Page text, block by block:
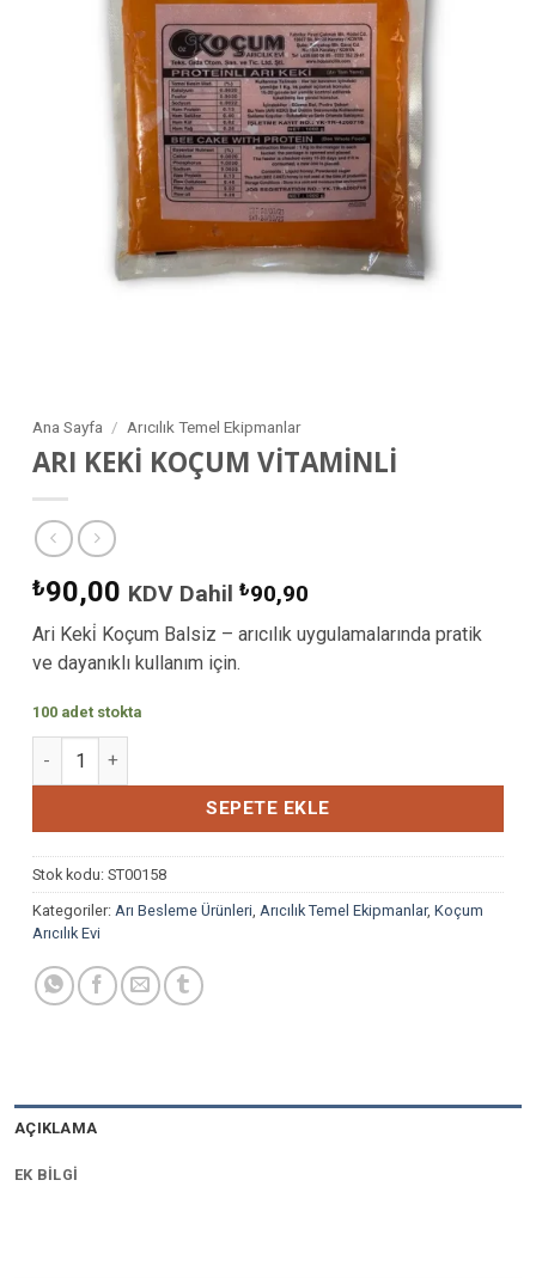
Ana Sayfa / Arıcılık Temel Ekipmanlar
ARI KEKİ KOÇUM VİTAMİNLİ
₺90,00 KDV Dahil ₺90,90
Ari Keki̇ Koçum Balsiz – arıcılık uygulamalarında pratik
ve dayanıklı kullanım için.
100 adet stokta
ARI KEKİ KOÇUM VİTAMİNLİ adet
SEPETE EKLE
Stok kodu: ST00158
Kategoriler: Arı Besleme Ürünleri, Arıcılık Temel Ekipmanlar, Koçum
Arıcılık Evi
AÇIKLAMA
EK BILGI